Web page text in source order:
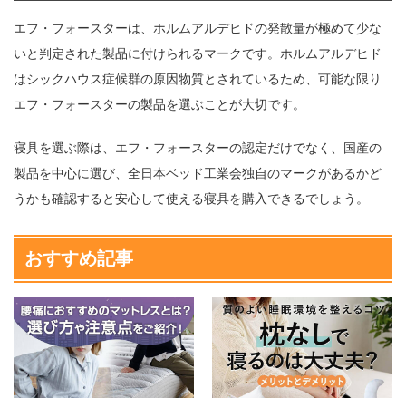
エフ・フォースターは、ホルムアルデヒドの発散量が極めて少な
いと判定された製品に付けられるマークです。ホルムアルデヒド
はシックハウス症候群の原因物質とされているため、可能な限り
エフ・フォースターの製品を選ぶことが大切です。
寝具を選ぶ際は、エフ・フォースターの認定だけでなく、国産の
製品を中心に選び、全日本ベッド工業会独自のマークがあるかど
うかも確認すると安心して使える寝具を購入できるでしょう。
おすすめ記事